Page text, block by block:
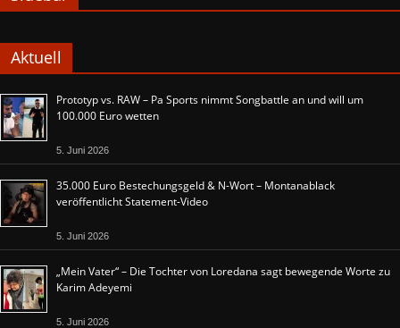
Aktuell
Prototyp vs. RAW – Pa Sports nimmt Songbattle an und will um
100.000 Euro wetten
5. Juni 2026
35.000 Euro Bestechungsgeld & N-Wort – Montanablack
veröffentlicht Statement-Video
5. Juni 2026
„Mein Vater“ – Die Tochter von Loredana sagt bewegende Worte zu
Karim Adeyemi
5. Juni 2026